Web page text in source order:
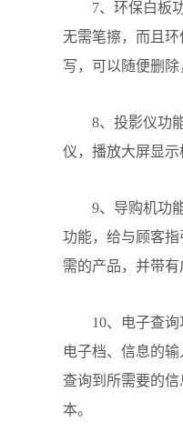
7、环保白板功
无需笔擦，而且
写，可以随便删除
8、投影仪功能
仪，播放大屏显示
9、导购机功能
功能，给与顾客
需的产品，并带
10、电子查询
电子档、信息的
查询到所需要的
本。